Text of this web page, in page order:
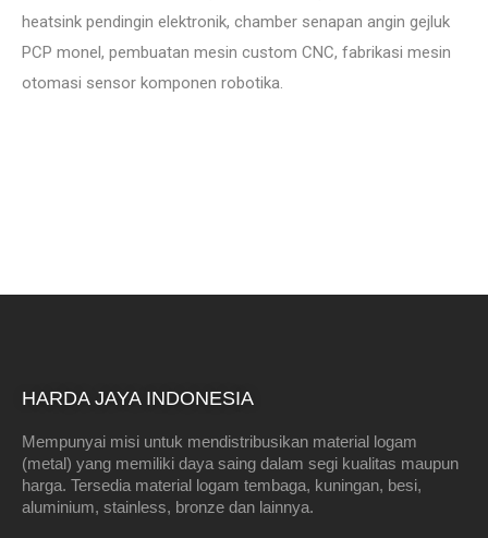
heatsink pendingin elektronik, chamber senapan angin gejluk
PCP monel, pembuatan mesin custom CNC, fabrikasi mesin
otomasi sensor komponen robotika.
HARDA JAYA INDONESIA
Mempunyai misi untuk mendistribusikan material logam
(metal) yang memiliki daya saing dalam segi kualitas maupun
harga. Tersedia material logam tembaga, kuningan, besi,
aluminium, stainless, bronze dan lainnya.